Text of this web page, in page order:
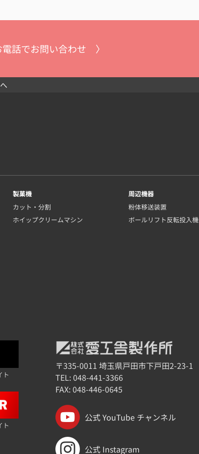
電話でお問い合わせ 〉
製菓機
カット・分割
ホイップクリームマシン
周辺機器
粉体移送装置
ボールリフト反転投入機
ト
ト
〒335-0011 埼玉県戸田市下戸田2-23-1
TEL:048-441-3366
FAX: 048-446-0645
公式 YouTube チャンネル
公式 Instagram